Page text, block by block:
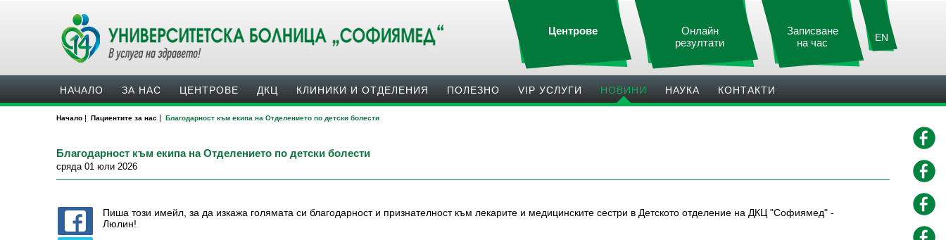
EN
Записване
на час
Онлайн
резултати
Центрове
НАЧАЛО ЗА НАС ЦЕНТРОВЕ ДКЦ КЛИНИКИ И ОТДЕЛЕНИЯ ПОЛЕЗНO VIP УСЛУГИ НОВИНИ НАУКА КОНТАКТИ
Начало | Пациентите за нас | Благодарност към екипа на Отделението по детски болести
Благодарност към екипа на Отделението по детски болести
сряда 01 юли 2026
Пиша този имейл, за да изкажа голямата си благодарност и признателност към лекарите и медицинските сестри в Детското отделение на ДКЦ "Софиямед" -
Люлин!